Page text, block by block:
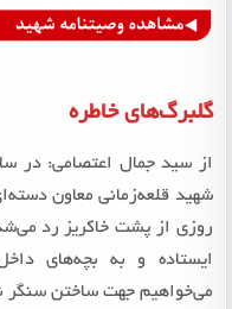
گلبرگ‌های خاطره
شهید قلعه‌زمانی معاون
روزی از پشت خاکریز رد
ایستاده و به بچه‌های
می‌خواهیم جهت ساختن سنگر